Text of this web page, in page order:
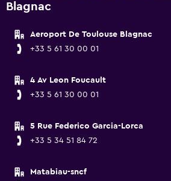
Blagnac
Aeroport De Toulouse Blagnac
+33 5 61 30 00 01
4 Av Leon Foucault
+33 5 61 30 00 01
5 Rue Federico Garcia-Lorca
+33 5 34 51 84 72
Matabiau-sncf